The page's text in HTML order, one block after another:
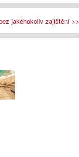
jakéhokoliv zajištění >>